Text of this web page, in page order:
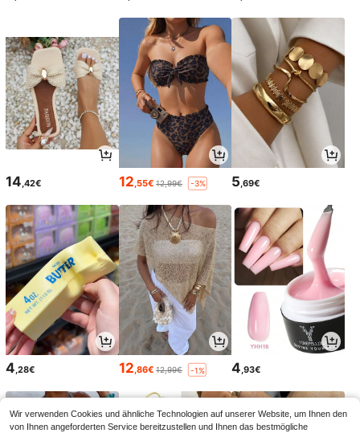
14 ,42€ 12 ,55€ 12,99€ -3% 5 ,69€
4 ,28€ 12 ,86€ 12,99€ -1% 4 ,93€
Wir verwenden Cookies und ähnliche Technologien auf unserer Website, um Ihnen den
von Ihnen angeforderten Service bereitzustellen und Ihnen das bestmögliche